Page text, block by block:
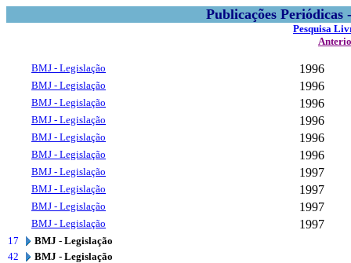
Publicações
Pesquisa
BMJ - Legislação 1996
BMJ - Legislação 1996
BMJ - Legislação 1996
BMJ - Legislação 1996
BMJ - Legislação 1996
BMJ - Legislação 1996
BMJ - Legislação 1997
BMJ - Legislação 1997
BMJ - Legislação 1997
BMJ - Legislação 1997
17
BMJ - Legislação
42
BMJ - Legislação